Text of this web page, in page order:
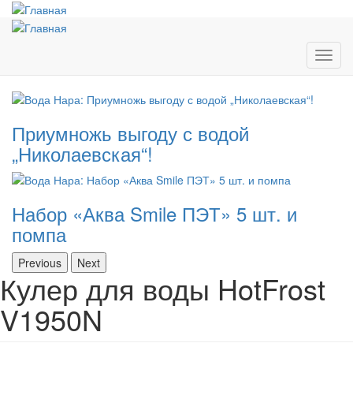
Перейти
Приумножь выгоду с водой
„Николаевская“!
Набор «Аква Smile ПЭТ» 5 шт. и
помпа
Previous Next
Кулер для воды HotFrost
V1950N